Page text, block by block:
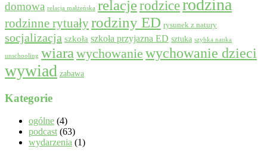
domowa relacja małżeńska relacjerodzicerodzina
rodzinne rytuałyrodziny ED rysunek z natury
socjalizacja szkoła szkoła przyjazna ED sztuka szybka nauka
unschooling wiara wychowanie wychowanie dzieci
wywiad zabawa
Kategorie
ogólne (4)
podcast (63)
wydarzenia (1)